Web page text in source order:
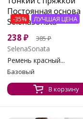
-35% ЛУЧШАЯ ЦЕНА
238₽ 385₽
SelenaSonata
Ремень красный...
Базовый
В корзину